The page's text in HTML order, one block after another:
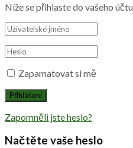
Níže se přihlaste do vašeho účtu
Zapamatovat si mě
Zapomněli jste heslo?
Načtěte vaše heslo